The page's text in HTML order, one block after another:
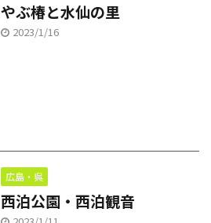
やぶ椿と水仙の里
2023/1/16
広島・呉
西泊公園・西泊観音